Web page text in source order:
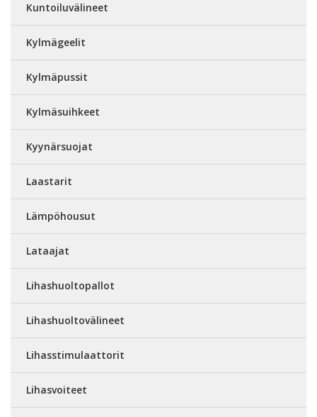
Kuntoiluvälineet
Kylmägeelit
Kylmäpussit
Kylmäsuihkeet
Kyynärsuojat
Laastarit
Lämpöhousut
Lataajat
Lihashuoltopallot
Lihashuoltovälineet
Lihasstimulaattorit
Lihasvoiteet